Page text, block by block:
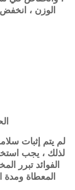
الوزن ،
لم يتم إثبات
لذلك ، يجب
الفوائد تبرر
المعطاة